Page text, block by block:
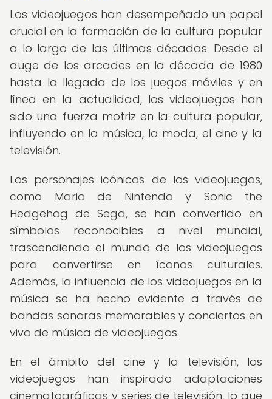
Los videojuegos han desempeñado un papel
crucial en la formación de la cultura popular
a lo largo de las últimas décadas. Desde el
auge de los arcades en la década de 1980
hasta la llegada de los juegos móviles y en
línea en la actualidad, los videojuegos han
sido una fuerza motriz en la cultura popular,
influyendo en la música, la moda, el cine y la
televisión.
Los personajes icónicos de los videojuegos,
como Mario de Nintendo y Sonic the
Hedgehog de Sega, se han convertido en
símbolos reconocibles a nivel mundial,
trascendiendo el mundo de los videojuegos
para convertirse en íconos culturales.
Además, la influencia de los videojuegos en la
música se ha hecho evidente a través de
bandas sonoras memorables y conciertos en
vivo de música de videojuegos.
En el ámbito del cine y la televisión, los
videojuegos han inspirado adaptaciones
cinematográficas y series de televisión, lo que